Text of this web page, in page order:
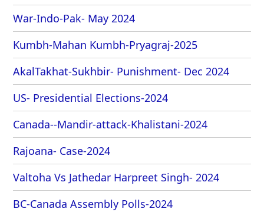
War-Indo-Pak- May 2024
Kumbh-Mahan Kumbh-Pryagraj-2025
AkalTakhat-Sukhbir- Punishment- Dec 2024
US- Presidential Elections-2024
Canada--Mandir-attack-Khalistani-2024
Rajoana- Case-2024
Valtoha Vs Jathedar Harpreet Singh- 2024
BC-Canada Assembly Polls-2024